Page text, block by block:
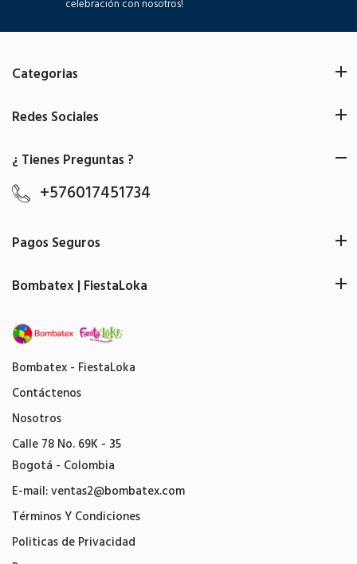
celebración con nosotros!
Bombatex - FiestaLoka
Contáctenos
Nosotros
Calle 78 No. 69K - 35
Bogotá - Colombia
E-mail:ventas2@bombatex.com
Términos Y Condiciones
Politicas de Privacidad
Categorias
Redes Sociales
¿ Tienes Preguntas ?
+576017451734
Pagos Seguros
Bombatex | FiestaLoka